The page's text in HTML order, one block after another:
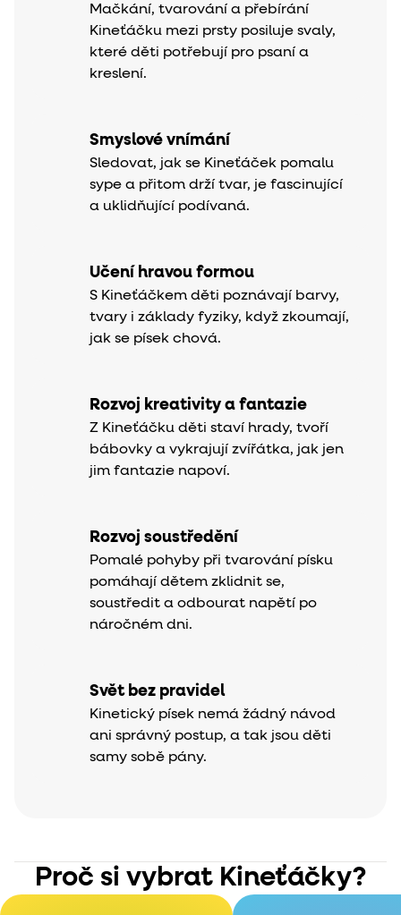
Mačkání, tvarování a přebírání
Kineťáčku mezi prsty posiluje svaly,
které děti potřebují pro psaní a
kreslení.
Smyslové vnímání
Sledovat, jak se Kineťáček pomalu
sype a přitom drží tvar, je fascinující
a uklidňující podívaná.
Učení hravou formou
S Kineťáčkem děti poznávají barvy,
tvary i základy fyziky, když zkoumají,
jak se písek chová.
Rozvoj kreativity a fantazie
Z Kineťáčku děti staví hrady, tvoří
bábovky a vykrajují zvířátka, jak jen
jim fantazie napoví.
Rozvoj soustředění
Pomalé pohyby při tvarování písku
pomáhají dětem zklidnit se,
soustředit a odbourat napětí po
náročném dni.
Svět bez pravidel
Kinetický písek nemá žádný návod
ani správný postup, a tak jsou děti
samy sobě pány.
Proč si vybrat Kineťáčky?